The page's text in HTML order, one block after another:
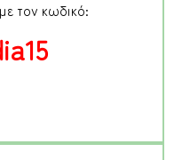
με τον κωδικό: